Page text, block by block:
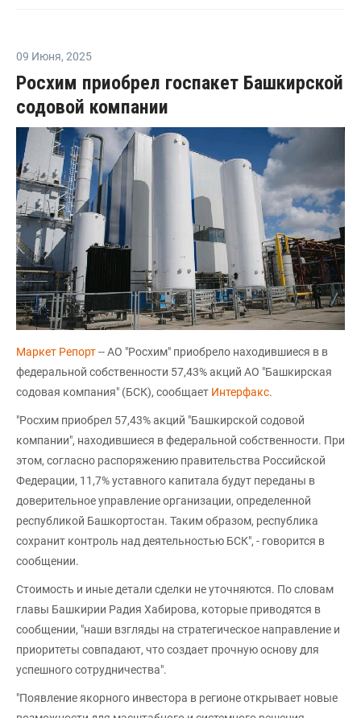
09 Июня, 2025
Росхим приобрел госпакет Башкирской
содовой компании
Маркет Репорт-- АО "Росхим" приобрело находившиеся в в
федеральной собственности 57,43% акций АО "Башкирская
содовая компания" (БСК), сообщает Интерфакс.
"Росхим приобрел 57,43% акций "Башкирской содовой
компании", находившиеся в федеральной собственности. При
этом, согласно распоряжению правительства Российской
Федерации, 11,7% уставного капитала будут переданы в
доверительное управление организации, определенной
республикой Башкортостан. Таким образом, республика
сохранит контроль над деятельностью БСК", - говорится в
сообщении.
Стоимость и иные детали сделки не уточняются. По словам
главы Башкирии Радия Хабирова, которые приводятся в
сообщении, "наши взгляды на стратегическое направление и
приоритеты совпадают, что создает прочную основу для
успешного сотрудничества".
"Появление якорного инвестора в регионе открывает новые